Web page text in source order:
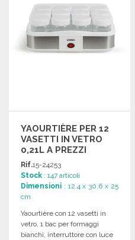
YAOURTIÈRE PER 12
VASETTI IN VETRO
0,21L A PREZZI
ALL'INGROSSO
Rif.15-24253
Stock : 147 articoli
Dimensioni : 12.4 x 30.6 x 25
cm
Yaourtière con 12 vasetti in
vetro, 1 bac per formaggi
bianchi, interruttore con luce